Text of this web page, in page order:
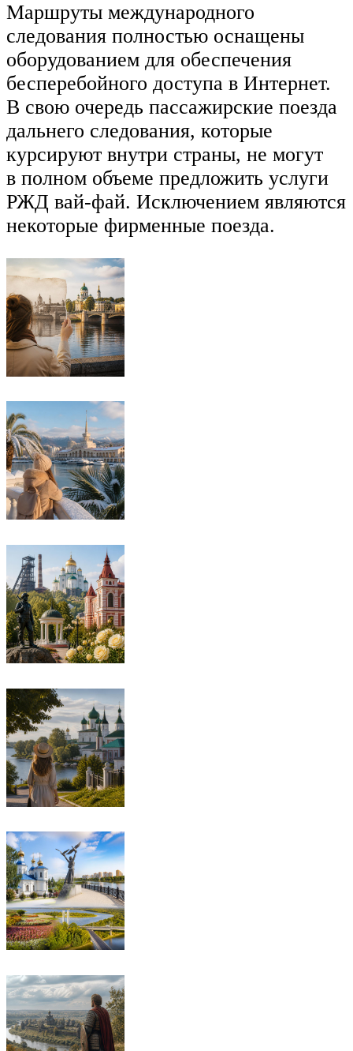
Маршруты международного
следования полностью оснащены
оборудованием для обеспечения
бесперебойного доступа в Интернет.
В свою очередь пассажирские поезда
дальнего следования, которые
курсируют внутри страны, не могут
в полном объеме предложить услуги
РЖД вай-фай. Исключением являются
некоторые фирменные поезда.